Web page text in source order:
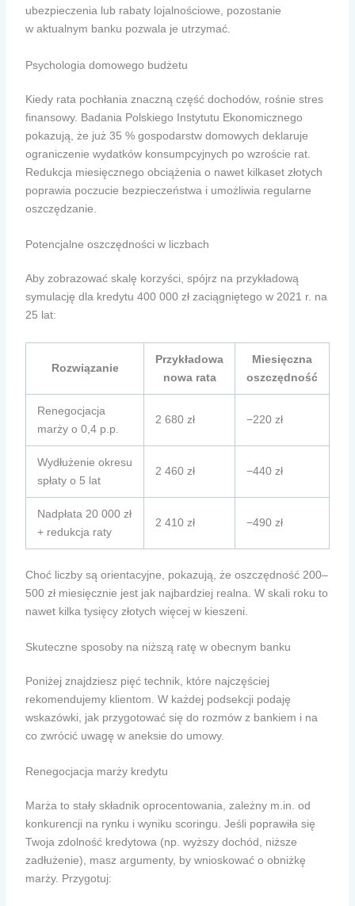
ubezpieczenia lub rabaty lojalnościowe, pozostanie
w aktualnym banku pozwala je utrzymać.
Psychologia domowego budżetu
Kiedy rata pochłania znaczną część dochodów, rośnie stres
finansowy. Badania Polskiego Instytutu Ekonomicznego
pokazują, że już 35 % gospodarstw domowych deklaruje
ograniczenie wydatków konsumpcyjnych po wzroście rat.
Redukcja miesięcznego obciążenia o nawet kilkaset złotych
poprawia poczucie bezpieczeństwa i umożliwia regularne
oszczędzanie.
Potencjalne oszczędności w liczbach
Aby zobrazować skalę korzyści, spójrz na przykładową
symulację dla kredytu 400 000 zł zaciągniętego w 2021 r. na
25 lat:
Rozwiązanie
Przykładowa
nowa rata
Miesięczna
oszczędność
Renegocjacja
marży o 0,4 p.p.
2 680 zł −220 zł
Wydłużenie okresu
spłaty o 5 lat
2 460 zł −440 zł
Nadpłata 20 000 zł
+ redukcja raty
2 410 zł −490 zł
Choć liczby są orientacyjne, pokazują, że oszczędność 200–
500 zł miesięcznie jest jak najbardziej realna. W skali roku to
nawet kilka tysięcy złotych więcej w kieszeni.
Skuteczne sposoby na niższą ratę w obecnym banku
Poniżej znajdziesz pięć technik, które najczęściej
rekomendujemy klientom. W każdej podsekcji podaję
wskazówki, jak przygotować się do rozmów z bankiem i na
co zwrócić uwagę w aneksie do umowy.
Renegocjacja marży kredytu
Marża to stały składnik oprocentowania, zależny m.in. od
konkurencji na rynku i wyniku scoringu. Jeśli poprawiła się
Twoja zdolność kredytowa (np. wyższy dochód, niższe
zadłużenie), masz argumenty, by wnioskować o obniżkę
marży. Przygotuj: